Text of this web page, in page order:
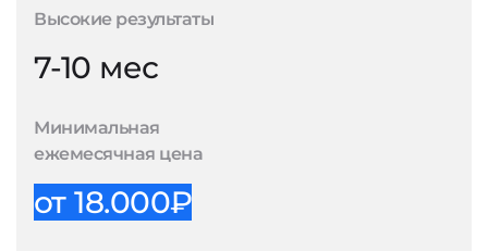
Высокие результаты
7-10 мес
Минимальная
ежемесячная цена
от 18.000₽